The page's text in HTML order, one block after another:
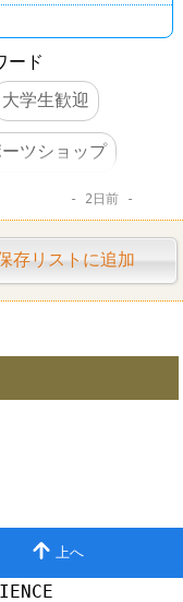
ード
大学生歓迎
ツショップ
2日前
存リストに追加
上へ